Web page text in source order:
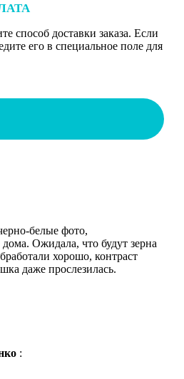
способ доставки заказа. Если
его в специальное поле для
белые фото,
Ожидала, что будут зерна
хорошо, контраст
даже прослезилась.
: